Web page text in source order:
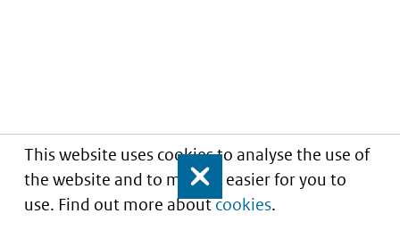
This website uses cookies to analyse the use of
the website and to make it easier for you to
use. Find out more aboutcookies.
Close